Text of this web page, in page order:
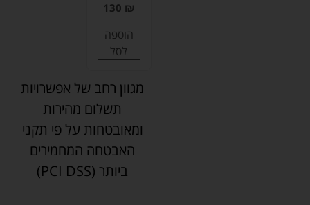
130 ₪
הוספה
לסל
מגוון רחב של אפשרויות
תשלום מהירות
ומאובטחות על פי תקני
האבטחה המחמירים
ביותר (PCI DSS)